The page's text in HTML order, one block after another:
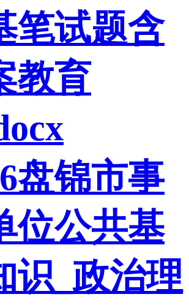
笔试题含
教育
盘锦市事
位公共基
识_政治理